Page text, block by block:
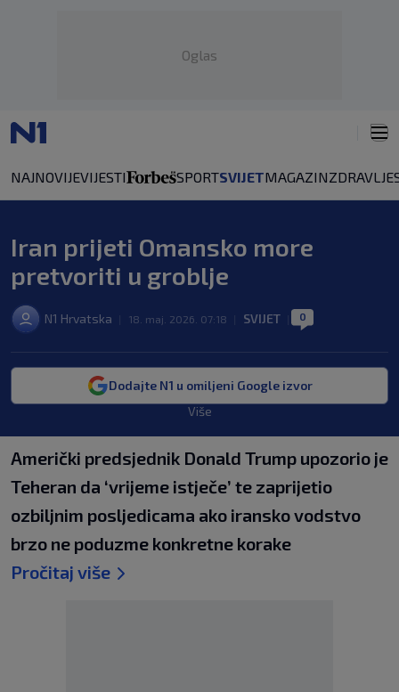
Oglas
NAJNOVIJEVIJESTI SPORTSVIJETMAGAZINZDRAVLJE
Iran prijeti Omansko more
pretvoriti u groblje
N1 Hrvatska 18. maj. 2026. 07:18 SVIJET 0
Dodajte N1 u omiljeni Google izvor
Više
Američki predsjednik Donald Trump upozorio je
Teheran da ‘vrijeme istječe’ te zaprijetio
ozbiljnim posljedicama ako iransko vodstvo
brzo ne poduzme konkretne korake
Pročitaj više